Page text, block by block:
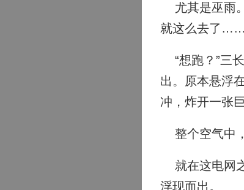
尤其是巫雨
就这么去了
“想跑？”三
出。原本悬浮
冲，炸开一张
整个空气中
就在这电网
浮现而出。